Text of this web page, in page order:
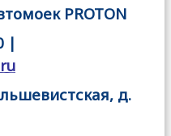
PROTON
|
д.